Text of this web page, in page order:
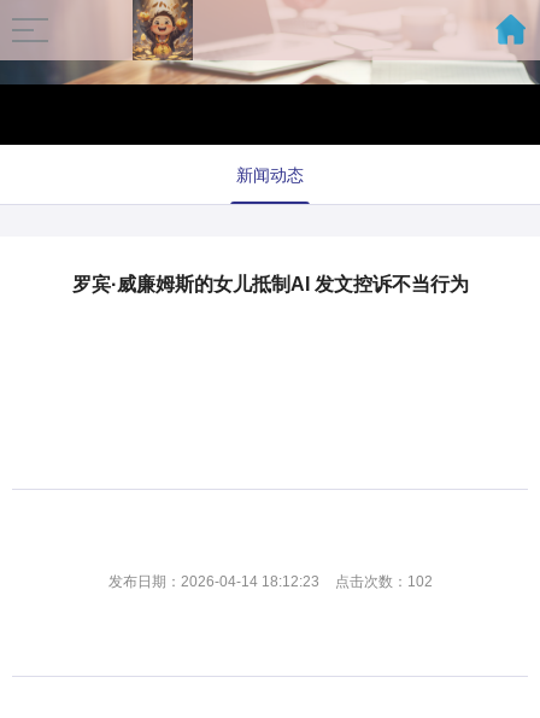
新闻动态
罗宾·威廉姆斯的女儿抵制AI 发文控诉不当行为
发布日期：2026-04-14 18:12:23 点击次数：102